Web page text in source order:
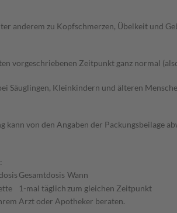
anderem zu Kopfschmerzen, Übelkeit und
vorgeschriebenen Zeitpunkt ganz normal
Säuglingen, Kleinkindern und älteren
kann von den Angaben der Packungsbeilage
Gesamtdosis Wann
1-mal täglich zum gleichen Zeitpunkt
Arzt oder Apotheker beraten.